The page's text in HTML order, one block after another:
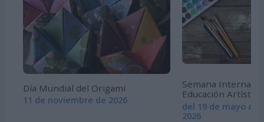
Día Mundial del Origami
11 de noviembre de 2026
Semana
Educación Artística
del 19 de mayo al
2026